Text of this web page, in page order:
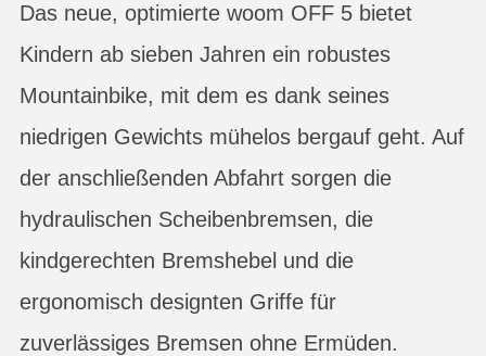
Das neue, optimierte woom OFF 5 bietet
Kindern ab sieben Jahren ein robustes
Mountainbike, mit dem es dank seines
niedrigen Gewichts mühelos bergauf geht. Auf
der anschließenden Abfahrt sorgen die
hydraulischen Scheibenbremsen, die
kindgerechten Bremshebel und die
ergonomisch designten Griffe für
zuverlässiges Bremsen ohne Ermüden.